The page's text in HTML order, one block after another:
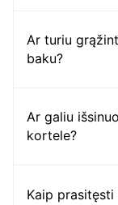
Ar turiu
baku?
Ar galiu
kortele?
Kaip